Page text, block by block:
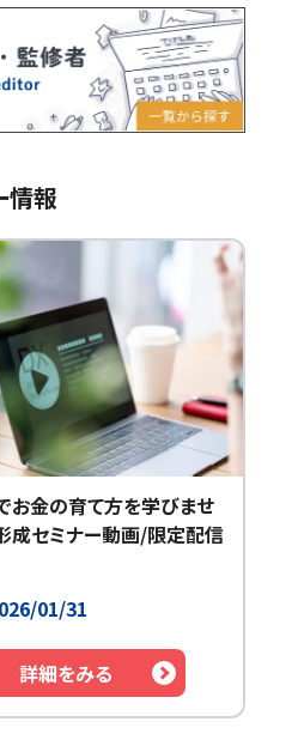
情報
お金の育て方を学びませ
成セミナー動画/限定配信
01/31
詳細をみる